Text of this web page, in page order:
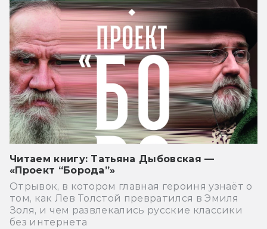
Читаем книгу: Татьяна Дыбовская —
«Проект “Борода”»
Отрывок, в котором главная героиня узнаёт о
том, как Лев Толстой превратился в Эмиля
Золя, и чем развлекались русские классики
без интернета